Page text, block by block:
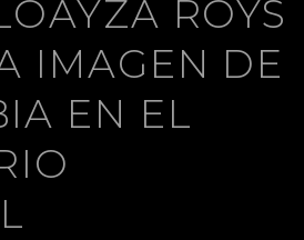
ROYS
IMAGEN DE
EN EL